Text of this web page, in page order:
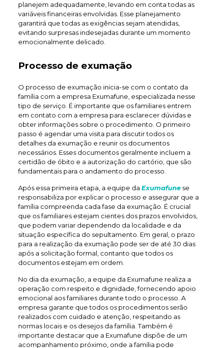
planejem adequadamente, levando em conta todas as
variáveis financeiras envolvidas. Esse planejamento
garantirá que todas as exigências sejam atendidas,
evitando surpresas indesejadas durante um momento
emocionalmente delicado.
Processo de exumação
O processo de exumação inicia-se com o contato da
família com a empresa Exumafune, especializada nesse
tipo de serviço. É importante que os familiares entrem
em contato com a empresa para esclarecer dúvidas e
obter informações sobre o procedimento. O primeiro
passo é agendar uma visita para discutir todos os
detalhes da exumação e reunir os documentos
necessários. Esses documentos geralmente incluem a
certidão de óbito e a autorização do cartório, que são
fundamentais para o andamento do processo.
Após essa primeira etapa, a equipe da Exumafunese
responsabiliza por explicar o processo e assegurar que a
família compreenda cada fase da exumação. É crucial
que os familiares estejam cientes dos prazos envolvidos,
que podem variar dependendo da localidade e da
situação específica do sepultamento. Em geral, o prazo
para a realização da exumação pode ser de até 30 dias
após a solicitação formal, contanto que todos os
documentos estejam em ordem.
No dia da exumação, a equipe da Exumafune realiza a
operação com respeito e dignidade, fornecendo apoio
emocional aos familiares durante todo o processo. A
empresa garante que todos os procedimentos serão
realizados com cuidado e atenção, respeitando as
normas locais e os desejos da família. Também é
importante destacar que a Exumafune dispõe de um
acompanhamento próximo, onde a família pode